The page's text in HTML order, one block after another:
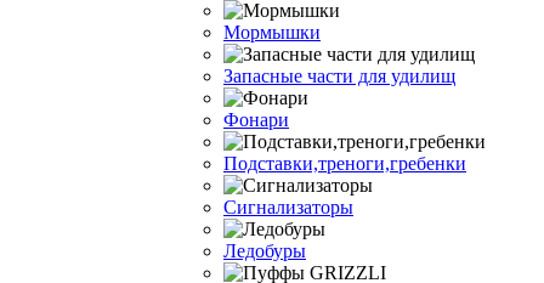
Мормышки
Запасные части для удилищ
Фонари
Подставки,треноги,гребенки
Сигнализаторы
Ледобуры